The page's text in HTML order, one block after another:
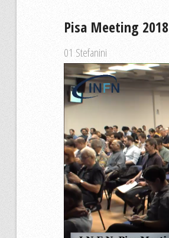
Pisa Meeting 2018
01 Stefanini